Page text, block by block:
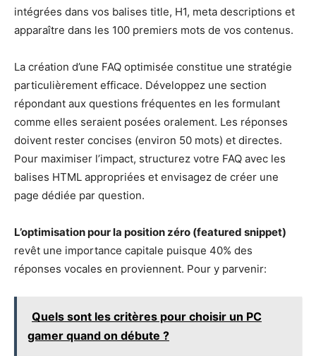
intégrées dans vos balises title, H1, meta descriptions et
apparaître dans les 100 premiers mots de vos contenus.
La création d’une FAQ optimisée constitue une stratégie
particulièrement efficace. Développez une section
répondant aux questions fréquentes en les formulant
comme elles seraient posées oralement. Les réponses
doivent rester concises (environ 50 mots) et directes.
Pour maximiser l’impact, structurez votre FAQ avec les
balises HTML appropriées et envisagez de créer une
page dédiée par question.
L’optimisation pour la position zéro (featured snippet)
revêt une importance capitale puisque 40% des
réponses vocales en proviennent. Pour y parvenir:
Quels sont les critères pour choisir un PC
gamer quand on débute ?